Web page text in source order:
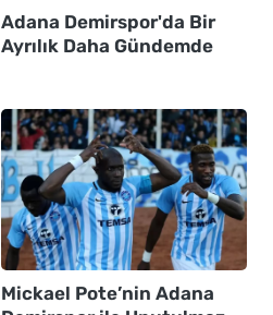
Adana Demirspor'da Bir
Ayrılık Daha Gündemde
Mickael Pote’nin Adana